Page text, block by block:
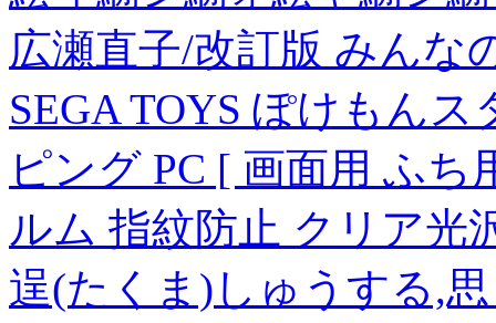
広瀬直子/改訂版 みんな
SEGA TOYS ぽけもん
ピング PC [ 画面用 ふ
ルム 指紋防止 クリア光
逞(たくま)しゅうする,